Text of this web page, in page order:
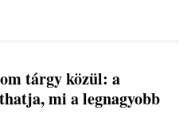
tárgy közül: a
mi a legnagyobb